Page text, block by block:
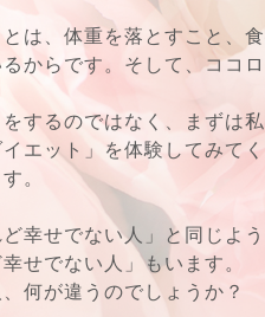
は、体重を落とすこと、
からです。そして、ココ
するのではなく、まずは
エット」を体験してみて
。
幸せでない人」と同じよう
せでない人」もいます。
何が違うのでしょうか？